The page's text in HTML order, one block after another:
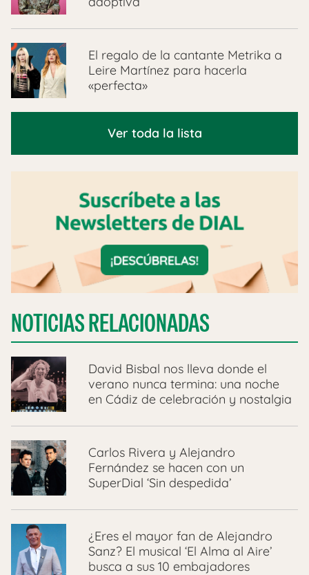
El regalo de la cantante Metrika a
Leire Martínez para hacerla
«perfecta»
Ver toda la lista
NOTICIAS RELACIONADAS
David Bisbal nos lleva donde el
verano nunca termina: una noche
en Cádiz de celebración y nostalgia
Carlos Rivera y Alejandro
Fernández se hacen con un
SuperDial ‘Sin despedida’
¿Eres el mayor fan de Alejandro
Sanz? El musical ‘El Alma al Aire’
busca a sus 10 embajadores